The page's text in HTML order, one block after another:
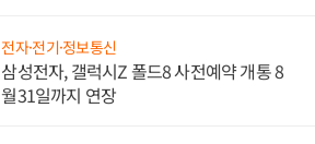
전자·전기·정보통신
삼성전자, 갤럭시Z 폴드8 사전예약 개통 8
월31일까지 연장